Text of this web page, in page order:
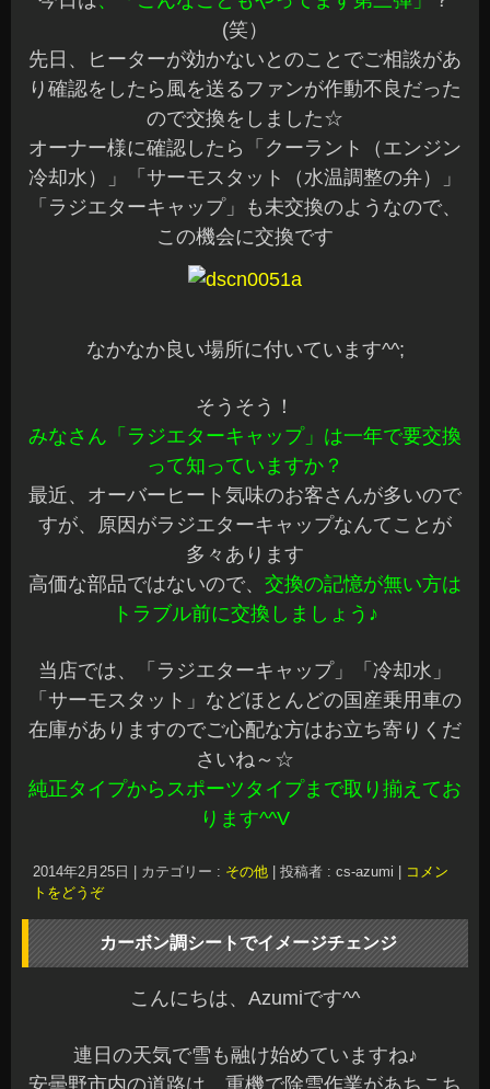
(笑）
先日、ヒーターが効かないとのことでご相談があ
り確認をしたら風を送るファンが作動不良だった
ので交換をしました☆
オーナー様に確認したら「クーラント（エンジン
冷却水）」「サーモスタット（水温調整の弁）」
「ラジエターキャップ」も未交換のようなので、
この機会に交換です
なかなか良い場所に付いています^^;
そうそう！
みなさん「ラジエターキャップ」は一年で要交換
って知っていますか？
最近、オーバーヒート気味のお客さんが多いので
すが、原因がラジエターキャップなんてことが
多々あります
高価な部品ではないので、 交換の記憶が無い方は
トラブル前に交換しましょう♪
当店では、「ラジエターキャップ」「冷却水」
「サーモスタット」などほとんどの国産乗用車の
在庫がありますのでご心配な方はお立ち寄りくだ
さいね～☆
純正タイプからスポーツタイプまで取り揃えてお
ります^^V
2014年2月25日 カテゴリー : その他 投稿者 : cs-azumi
コメン
トをどうぞ
カーボン調シートでイメージチェンジ
こんにちは、Azumiです^^
連日の天気で雪も融け始めていますね♪
安曇野市内の道路は、重機で除雪作業があちこち